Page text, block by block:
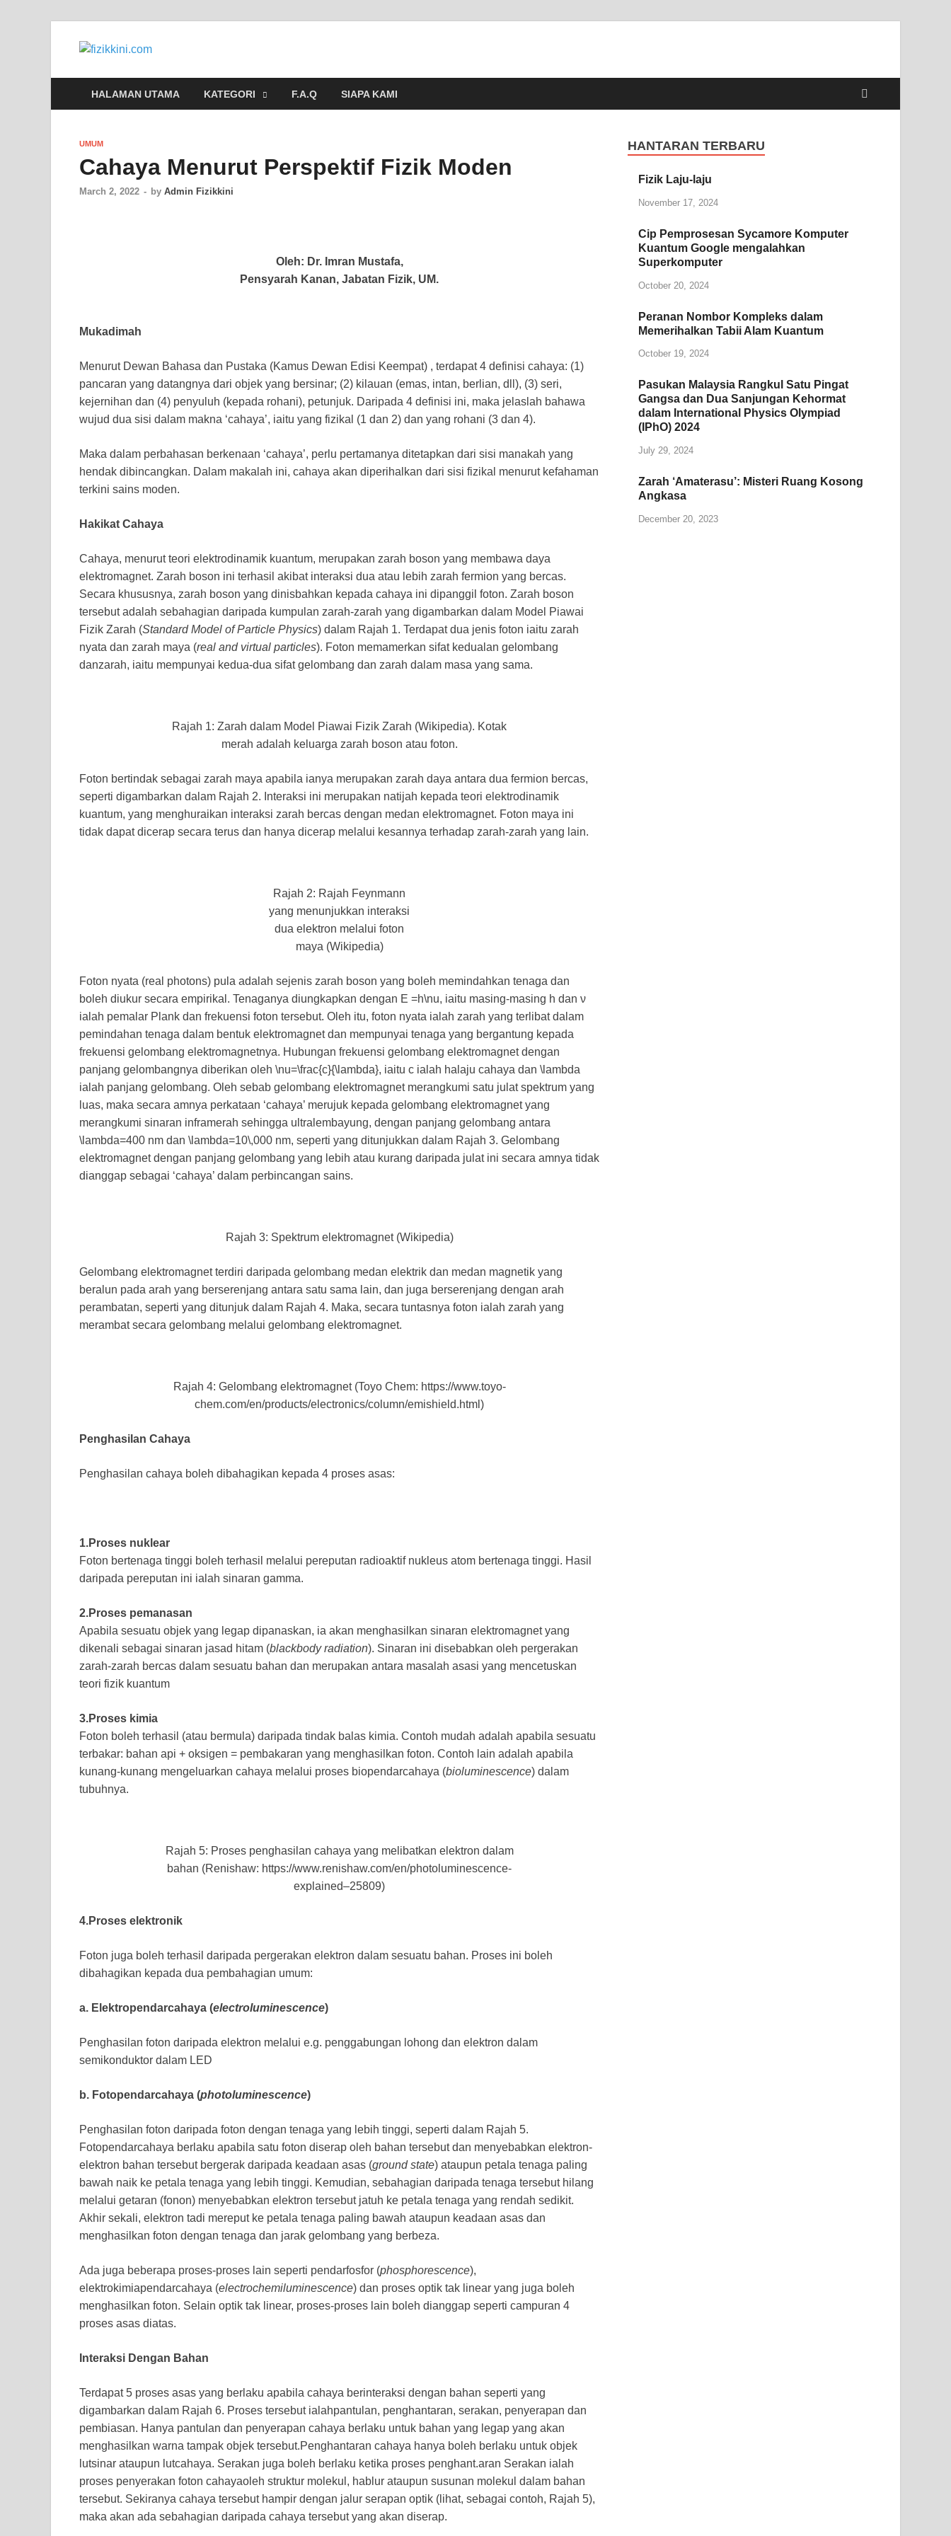
fizikkini.com
HALAMAN UTAMA KATEGORI F.A.Q SIAPA KAMI
UMUM
Cahaya Menurut Perspektif Fizik Moden
March 2, 2022 - by Admin Fizikkini
Oleh: Dr. Imran Mustafa,
Pensyarah Kanan, Jabatan Fizik, UM.
Mukadimah
Menurut Dewan Bahasa dan Pustaka (Kamus Dewan Edisi Keempat) , terdapat 4 definisi cahaya: (1)
pancaran yang datangnya dari objek yang bersinar; (2) kilauan (emas, intan, berlian, dll), (3) seri,
kejernihan dan (4) penyuluh (kepada rohani), petunjuk. Daripada 4 definisi ini, maka jelaslah bahawa
wujud dua sisi dalam makna ‘cahaya’, iaitu yang fizikal (1 dan 2) dan yang rohani (3 dan 4).
Maka dalam perbahasan berkenaan ‘cahaya’, perlu pertamanya ditetapkan dari sisi manakah yang
hendak dibincangkan. Dalam makalah ini, cahaya akan diperihalkan dari sisi fizikal menurut kefahaman
terkini sains moden.
Hakikat Cahaya
Cahaya, menurut teori elektrodinamik kuantum, merupakan zarah boson yang membawa daya
elektromagnet. Zarah boson ini terhasil akibat interaksi dua atau lebih zarah fermion yang bercas.
Secara khususnya, zarah boson yang dinisbahkan kepada cahaya ini dipanggil foton. Zarah boson
tersebut adalah sebahagian daripada kumpulan zarah-zarah yang digambarkan dalam Model Piawai
Fizik Zarah (Standard Model of Particle Physics) dalam Rajah 1. Terdapat dua jenis foton iaitu zarah
nyata dan zarah maya (real and virtual particles). Foton memamerkan sifat kedualan gelombang
danzarah, iaitu mempunyai kedua-dua sifat gelombang dan zarah dalam masa yang sama.
Rajah 1: Zarah dalam Model Piawai Fizik Zarah (Wikipedia). Kotak
merah adalah keluarga zarah boson atau foton.
Foton bertindak sebagai zarah maya apabila ianya merupakan zarah daya antara dua fermion bercas,
seperti digambarkan dalam Rajah 2. Interaksi ini merupakan natijah kepada teori elektrodinamik
kuantum, yang menghuraikan interaksi zarah bercas dengan medan elektromagnet. Foton maya ini
tidak dapat dicerap secara terus dan hanya dicerap melalui kesannya terhadap zarah-zarah yang lain.
Rajah 2: Rajah Feynmann
yang menunjukkan interaksi
dua elektron melalui foton
maya (Wikipedia)
Foton nyata (real photons) pula adalah sejenis zarah boson yang boleh memindahkan tenaga dan
boleh diukur secara empirikal. Tenaganya diungkapkan dengan E =h\nu, iaitu masing-masing h dan ν
ialah pemalar Plank dan frekuensi foton tersebut. Oleh itu, foton nyata ialah zarah yang terlibat dalam
pemindahan tenaga dalam bentuk elektromagnet dan mempunyai tenaga yang bergantung kepada
frekuensi gelombang elektromagnetnya. Hubungan frekuensi gelombang elektromagnet dengan
panjang gelombangnya diberikan oleh \nu=\frac{c}{\lambda}, iaitu c ialah halaju cahaya dan \lambda
ialah panjang gelombang. Oleh sebab gelombang elektromagnet merangkumi satu julat spektrum yang
luas, maka secara amnya perkataan ‘cahaya’ merujuk kepada gelombang elektromagnet yang
merangkumi sinaran inframerah sehingga ultralembayung, dengan panjang gelombang antara
\lambda=400 nm dan \lambda=10\,000 nm, seperti yang ditunjukkan dalam Rajah 3. Gelombang
elektromagnet dengan panjang gelombang yang lebih atau kurang daripada julat ini secara amnya tidak
dianggap sebagai ‘cahaya’ dalam perbincangan sains.
Rajah 3: Spektrum elektromagnet (Wikipedia)
Gelombang elektromagnet terdiri daripada gelombang medan elektrik dan medan magnetik yang
beralun pada arah yang berserenjang antara satu sama lain, dan juga berserenjang dengan arah
perambatan, seperti yang ditunjuk dalam Rajah 4. Maka, secara tuntasnya foton ialah zarah yang
merambat secara gelombang melalui gelombang elektromagnet.
Rajah 4: Gelombang elektromagnet (Toyo Chem: https://www.toyo-
chem.com/en/products/electronics/column/emishield.html)
Penghasilan Cahaya
Penghasilan cahaya boleh dibahagikan kepada 4 proses asas:
1.Proses nuklear
Foton bertenaga tinggi boleh terhasil melalui pereputan radioaktif nukleus atom bertenaga tinggi. Hasil
daripada pereputan ini ialah sinaran gamma.
2.Proses pemanasan
Apabila sesuatu objek yang legap dipanaskan, ia akan menghasilkan sinaran elektromagnet yang
dikenali sebagai sinaran jasad hitam (blackbody radiation). Sinaran ini disebabkan oleh pergerakan
zarah-zarah bercas dalam sesuatu bahan dan merupakan antara masalah asasi yang mencetuskan
teori fizik kuantum
3.Proses kimia
Foton boleh terhasil (atau bermula) daripada tindak balas kimia. Contoh mudah adalah apabila sesuatu
terbakar: bahan api + oksigen = pembakaran yang menghasilkan foton. Contoh lain adalah apabila
kunang-kunang mengeluarkan cahaya melalui proses biopendarcahaya (bioluminescence) dalam
tubuhnya.
Rajah 5: Proses penghasilan cahaya yang melibatkan elektron dalam
bahan (Renishaw: https://www.renishaw.com/en/photoluminescence-
explained–25809)
4.Proses elektronik
Foton juga boleh terhasil daripada pergerakan elektron dalam sesuatu bahan. Proses ini boleh
dibahagikan kepada dua pembahagian umum:
a. Elektropendarcahaya (electroluminescence)
Penghasilan foton daripada elektron melalui e.g. penggabungan lohong dan elektron dalam
semikonduktor dalam LED
b. Fotopendarcahaya (photoluminescence)
Penghasilan foton daripada foton dengan tenaga yang lebih tinggi, seperti dalam Rajah 5.
Fotopendarcahaya berlaku apabila satu foton diserap oleh bahan tersebut dan menyebabkan elektron-
elektron bahan tersebut bergerak daripada keadaan asas (ground state) ataupun petala tenaga paling
bawah naik ke petala tenaga yang lebih tinggi. Kemudian, sebahagian daripada tenaga tersebut hilang
melalui getaran (fonon) menyebabkan elektron tersebut jatuh ke petala tenaga yang rendah sedikit.
Akhir sekali, elektron tadi mereput ke petala tenaga paling bawah ataupun keadaan asas dan
menghasilkan foton dengan tenaga dan jarak gelombang yang berbeza.
Ada juga beberapa proses-proses lain seperti pendarfosfor (phosphorescence),
elektrokimiapendarcahaya (electrochemiluminescence) dan proses optik tak linear yang juga boleh
menghasilkan foton. Selain optik tak linear, proses-proses lain boleh dianggap seperti campuran 4
proses asas diatas.
Interaksi Dengan Bahan
Terdapat 5 proses asas yang berlaku apabila cahaya berinteraksi dengan bahan seperti yang
digambarkan dalam Rajah 6. Proses tersebut ialahpantulan, penghantaran, serakan, penyerapan dan
pembiasan. Hanya pantulan dan penyerapan cahaya berlaku untuk bahan yang legap yang akan
menghasilkan warna tampak objek tersebut.Penghantaran cahaya hanya boleh berlaku untuk objek
lutsinar ataupun lutcahaya. Serakan juga boleh berlaku ketika proses penghant.aran Serakan ialah
proses penyerakan foton cahayaoleh struktur molekul, hablur ataupun susunan molekul dalam bahan
tersebut. Sekiranya cahaya tersebut hampir dengan jalur serapan optik (lihat, sebagai contoh, Rajah 5),
maka akan ada sebahagian daripada cahaya tersebut yang akan diserap.
HANTARAN TERBARU
Fizik Laju-laju
November 17, 2024
Cip Pemprosesan Sycamore Komputer
Kuantum Google mengalahkan
Superkomputer
October 20, 2024
Peranan Nombor Kompleks dalam
Memerihalkan Tabii Alam Kuantum
October 19, 2024
Pasukan Malaysia Rangkul Satu Pingat
Gangsa dan Dua Sanjungan Kehormat
dalam International Physics Olympiad
(IPhO) 2024
July 29, 2024
Zarah ‘Amaterasu’: Misteri Ruang Kosong
Angkasa
December 20, 2023